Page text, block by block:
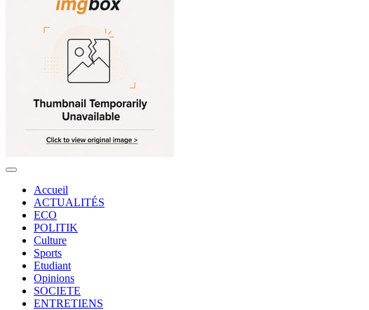
Accueil
ACTUALITÉS
ECO
POLITIK
Culture
Sports
Etudiant
Opinions
SOCIETE
ENTRETIENS